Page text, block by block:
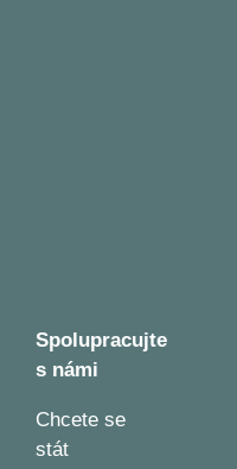
Spolupracujte
s námi
Chcete se
stát